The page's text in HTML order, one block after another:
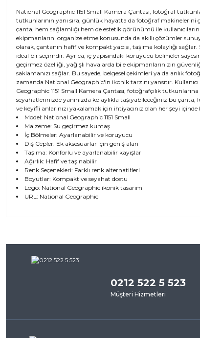
National Geographic 1151 Small Kamera Çantası, fotoğraf
tutkunlarının yanı sıra, günlük hayatta da fotoğraf
çanta, hem sağlamlığı hem de estetik görünümü ile
ekipmanlarını organize etme konusunda da akıllı çözümler
olarak, çantanın hafif ve kompakt yapısı, taşıma kolaylığı
ideal bir seçimdir. Ayrıca, iç yapısındaki koruyucu bölmeler
geçirmez özelliği, yağışlı havalarda bile ekipmanlarınızın
saklamanızı sağlar. Bu sayede, belgesel çekimleri ya da anlık
zamanda National Geographic'in ikonik tarzını yansıtır.
Geographic 1151 Small Kamera Çantası, fotoğrafçılık
seyahatlerinizde yanınızda kolaylıkla taşıyabileceğiniz bu
ve keyifli anlarınızı yakalamak için ihtiyacınız olan her şeyi
Model: National Geographic 1151 Small
Malzeme: Su geçirmez kumaş
İç Bölmeler: Ayarlanabilir ve koruyucu
Dış Cepler: Ek aksesuarlar için geniş alan
Taşıma: Konforlu ve ayarlanabilir kayışlar
Ağırlık: Hafif ve taşınabilir
Renk Seçenekleri: Farklı renk alternatifleri
Boyutlar: Kompakt ve seyahat dostu
Logo: National Geographic ikonik tasarım
URL: National Geographic
Görüş ve önerileriniz için teşekkür ederiz.
Ürün resmi kalitesiz, bozuk veya görüntülenemiyor.
Ürün açıklamasında eksik bilgiler bulunuyor.
Ürün fiyatı diğer sitelerden daha pahalı.
Bu ürüne benzer farklı alternatifler olmalı.
0212 522 5 523
Müşteri Hizmetleri